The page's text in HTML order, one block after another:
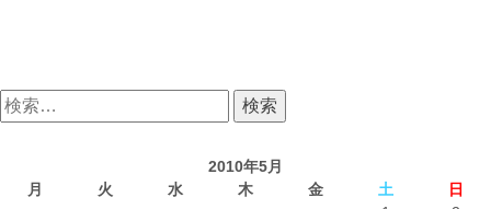
検
索:
2010年5月
月
火 水 木 金 土
日